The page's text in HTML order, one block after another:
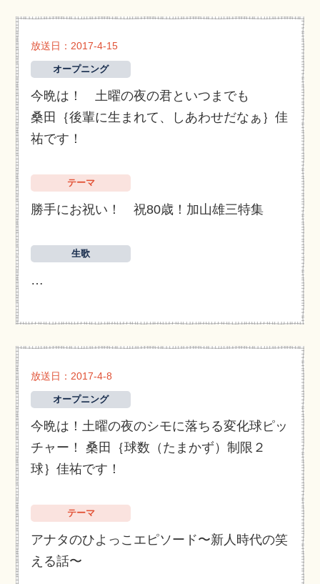
放送日：2017-4-15
オープニング
今晩は！ 土曜の夜の君といつまでも
桑田｛後輩に生まれて、しあわせだなぁ｝佳
祐です！
テーマ
勝手にお祝い！ 祝80歳！加山雄三特集
生歌
…
放送日：2017-4-8
オープニング
今晩は！土曜の夜のシモに落ちる変化球ピッ
チャー！ 桑田｛球数（たまかず）制限２
球｝佳祐です！
テーマ
アナタのひよっこエピソード〜新人時代の笑
える話〜